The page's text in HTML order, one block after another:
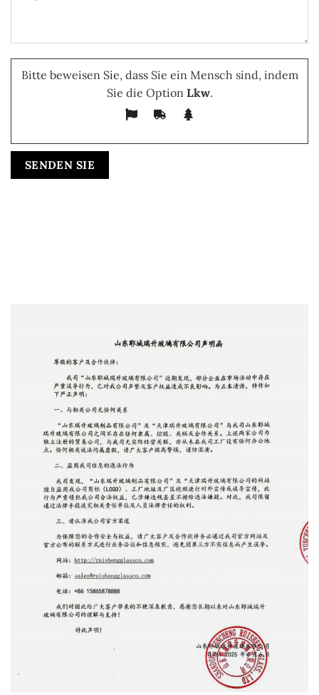
Bitte beweisen Sie, dass Sie ein Mensch sind, indem
Sie die OptionLkw.